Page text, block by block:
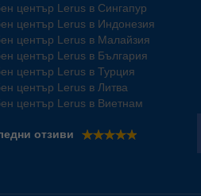
център Lerus в Сингапур
център Lerus в Индонезия
център Lerus в Малайзия
център Lerus в България
център Lerus в Турция
център Lerus в Литва
център Lerus в Виетнам
отзиви